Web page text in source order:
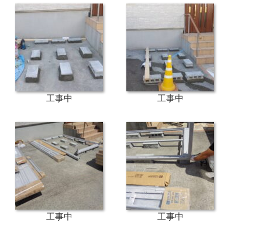
工事中 工事中
工事中 工事中